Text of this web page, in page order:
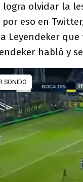
logra olvidar la
por eso en
Leyendeker
habló y